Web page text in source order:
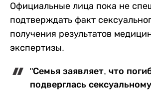
Официальные лица пока не
подтверждать факт
получения результатов
экспертизы.
"Семья заявляет, что
подверглась